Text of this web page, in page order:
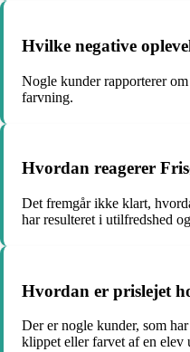
Hvilke negative
Nogle kunder rapporterer
farvning.
Hvordan reagerer
Det fremgår ikke klart,
har resulteret i utilfredshed
Hvordan er prislejet
Der er nogle kunder, som
klippet eller farvet af en elev